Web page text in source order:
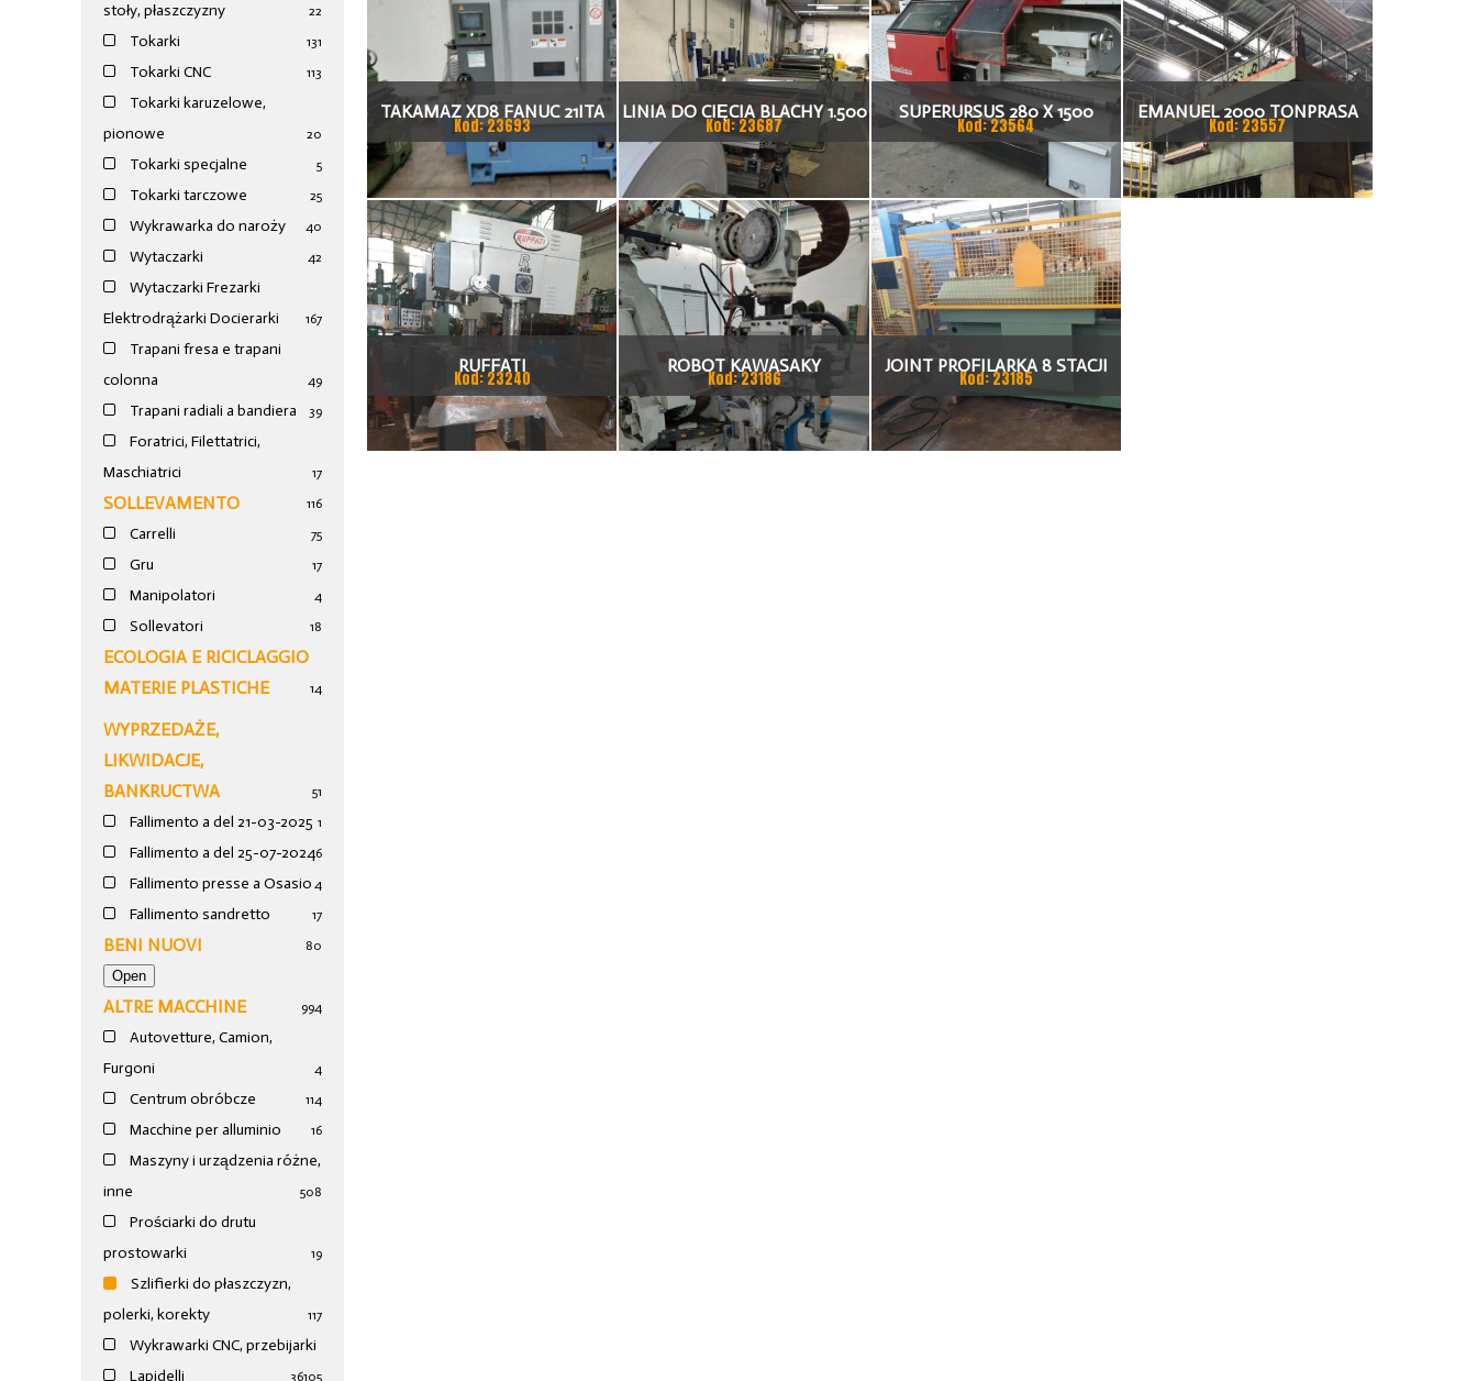
stoły, płaszczyzny
22
Tokarki 131
Tokarki CNC 113
Tokarki karuzelowe,
pionowe
20
Tokarki specjalne 5
Tokarki tarczowe 25
Wykrawarka do naroży 40
Wytaczarki 42
Wytaczarki Frezarki
Elektrodrążarki Docierarki
167
Trapani fresa e trapani
colonna
49
Trapani radiali a bandiera 39
Foratrici, Filettatrici,
Maschiatrici
17
SOLLEVAMENTO 116
Carrelli 75
Gru 17
Manipolatori 4
Sollevatori 18
ECOLOGIA E RICICLAGGIO
MATERIE PLASTICHE
14
WYPRZEDAŻE,
LIKWIDACJE,
BANKRUCTWA
51
Fallimento a del 21-03-2025 1
Fallimento a del 25-07-20246
Fallimento presse a Osasio 4
Fallimento sandretto 17
BENI NUOVI 80
ALTRE MACCHINE 994
Autovetture, Camion,
Furgoni
4
Centrum obróbcze 114
Macchine per alluminio 16
Maszyny i urządzenia różne,
inne
508
Prościarki do drutu
prostowarki
19
Szlifierki do płaszczyzn,
polerki, korekty
117
Wykrawarki CNC, przebijarki
105
Lapidelli 36
TAKAMAZ XD8 FANUC 21ITA
TOKARKA CNC
Kod: 23693
LINIA DO CIĘCIA BLACHY 1.500
X 1,5 (2,5) MM
Kod: 23687
SUPERURSUS 280 X 1500
TOKARKA
Kod: 23564
EMANUEL 2000 TONPRASA
HYDRAULICZNA 3200 X 2000
Kod: 23557
RUFFATI
Kod: 23240
ROBOT KAWASAKY
Kod: 23186
JOINT PROFILARKA 8 STACJI
Kod: 23185